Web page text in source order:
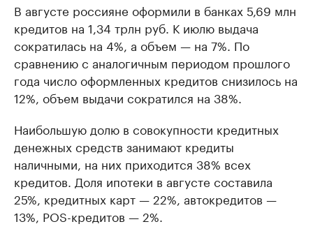
В августе россияне оформили в банках 5,69 млн
кредитов на 1,34 трлн руб. К июлю выдача
сократилась на 4%, а объем — на 7%. По
сравнению с аналогичным периодом прошлого
года число оформленных кредитов снизилось на
12%, объем выдачи сократился на 38%.
Наибольшую долю в совокупности кредитных
денежных средств занимают кредиты
наличными, на них приходится 38% всех
кредитов. Доля ипотеки в августе составила
25%, кредитных карт — 22%, автокредитов —
13%, POS-кредитов — 2%.